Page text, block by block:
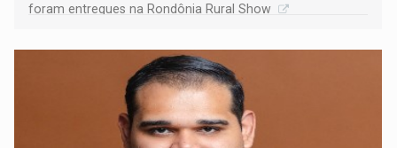
foram entregues na Rondônia Rural Show